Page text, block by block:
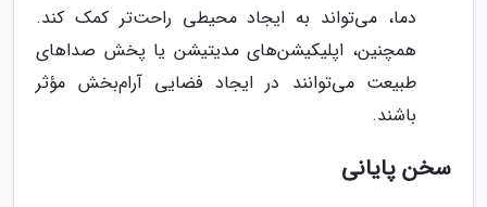
دما، می‌تواند به ایجاد محیطی راحت‌تر کمک کند.
همچنین، اپلیکیشن‌های مدیتیشن یا پخش صداهای
طبیعت می‌توانند در ایجاد فضایی آرام‌بخش مؤثر
باشند.
سخن پایانی